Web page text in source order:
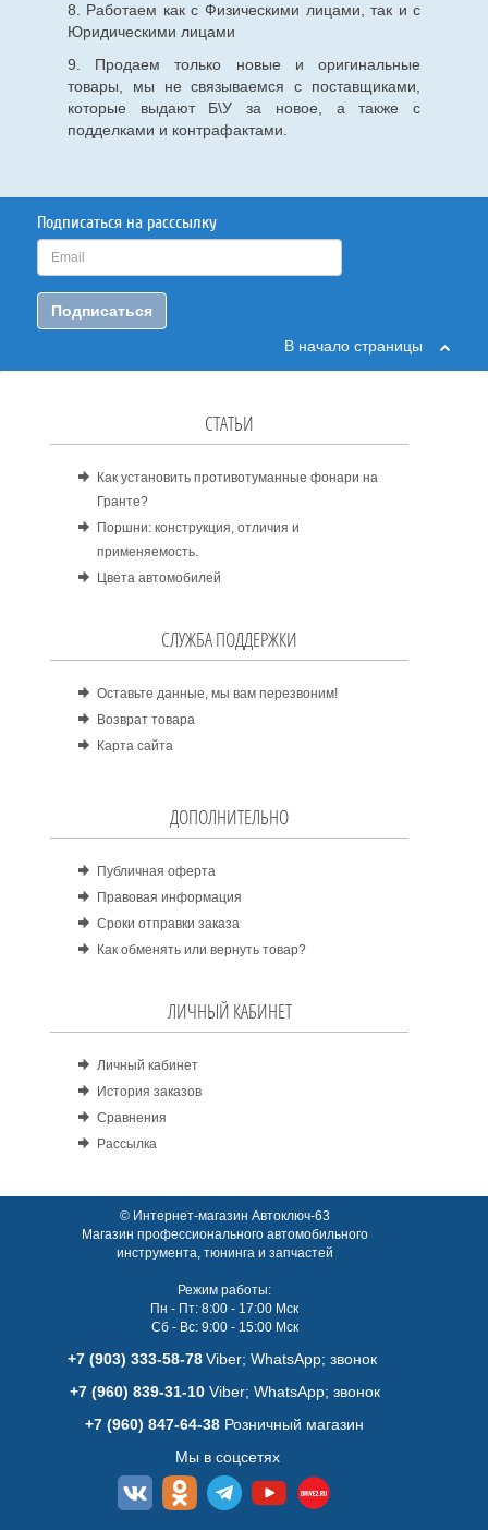
8. Работаем как с Физическими лицами, так и с
Юридическими лицами
9. Продаем только новые и оригинальные
товары, мы не связываемся с поставщиками,
которые выдают Б\У за новое, а также с
подделками и контрафактами.
Подписаться на расссылку
Подписаться
В начало страницы
СТАТЬИ
Как установить противотуманные фонари на
Гранте?
Поршни: конструкция, отличия и
применяемость.
Цвета автомобилей
СЛУЖБА ПОДДЕРЖКИ
Оставьте данные, мы вам перезвоним!
Возврат товара
Карта сайта
ДОПОЛНИТЕЛЬНО
Публичная оферта
Правовая информация
Сроки отправки заказа
Как обменять или вернуть товар?
ЛИЧНЫЙ КАБИНЕТ
Личный кабинет
История заказов
Сравнения
Рассылка
© Интернет-магазин Автоключ-63
Магазин профессионального автомобильного
инструмента, тюнинга и запчастей
Режим работы:
Пн - Пт: 8:00 - 17:00 Мск
Сб - Вс: 9:00 - 15:00 Мск
+7 (903) 333-58-78 Viber; WhatsАpp; звонок
+7 (960) 839-31-10Viber; WhatsАpp; звонок
+7 (960) 847-64-38 Розничный магазин
Мы в соцсетях